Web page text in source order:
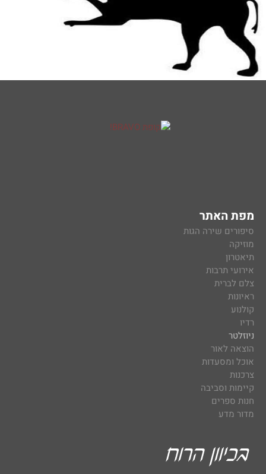
מפת האתר
סיפורים שירה הגות
מוזיקה
תיאטרון
אירועי תרבות
צלם לברית
ראיונות
קולנוע
רדיו
ניוזלטר
הוצאה לאור
אוכל ומסעדות
צרכנות
קיימות וסביבה
חנות ספרים
מדור מדע